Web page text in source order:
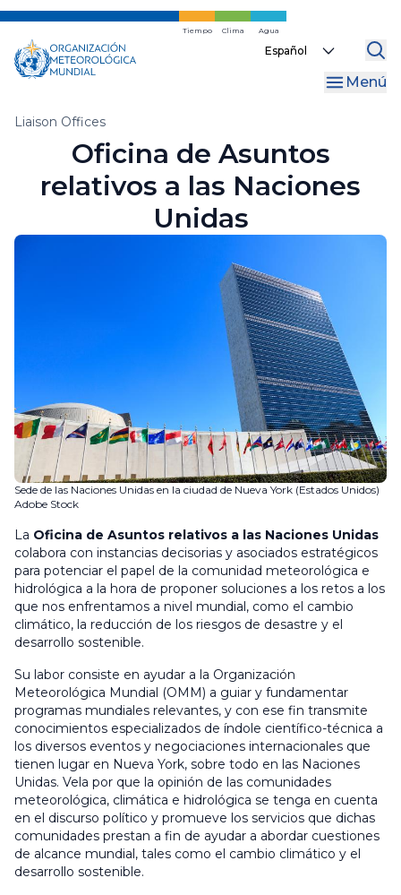
Ir
contenido
principal
Tiempo Clima Agua
Select
Menú
Migas
pan
Liaison Offices
Oficina de Asuntos
relativos a las Naciones
Unidas
Sede de las Naciones Unidas en la ciudad de Nueva York (Estados Unidos)
Adobe Stock
La Oficina de Asuntos relativos a las Naciones Unidas
colabora con instancias decisorias y asociados estratégicos
para potenciar el papel de la comunidad meteorológica e
hidrológica a la hora de proponer soluciones a los retos a los
que nos enfrentamos a nivel mundial, como el cambio
climático, la reducción de los riesgos de desastre y el
desarrollo sostenible.
Su labor consiste en ayudar a la Organización
Meteorológica Mundial (OMM) a guiar y fundamentar
programas mundiales relevantes, y con ese fin transmite
conocimientos especializados de índole científico-técnica a
los diversos eventos y negociaciones internacionales que
tienen lugar en Nueva York, sobre todo en las Naciones
Unidas. Vela por que la opinión de las comunidades
meteorológica, climática e hidrológica se tenga en cuenta
en el discurso político y promueve los servicios que dichas
comunidades prestan a fin de ayudar a abordar cuestiones
de alcance mundial, tales como el cambio climático y el
desarrollo sostenible.